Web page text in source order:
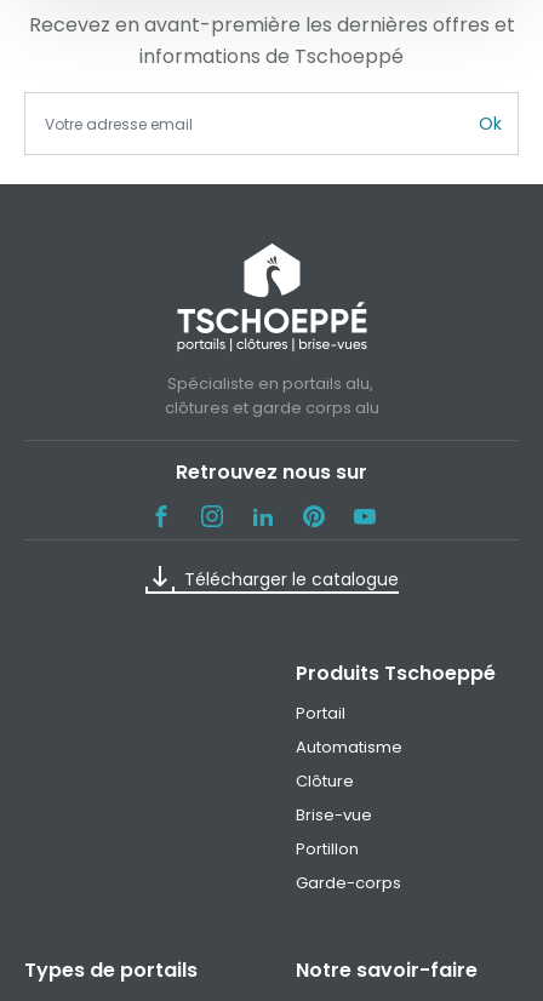
Recevez en avant-première les dernières offres et
informations de Tschoeppé
Ok
Spécialiste en portails alu,
clôtures et garde corps alu
Retrouvez nous sur
Télécharger le catalogue
Produits Tschoeppé
Portail
Automatisme
Clôture
Brise-vue
Portillon
Garde-corps
Types de portails Notre savoir-faire